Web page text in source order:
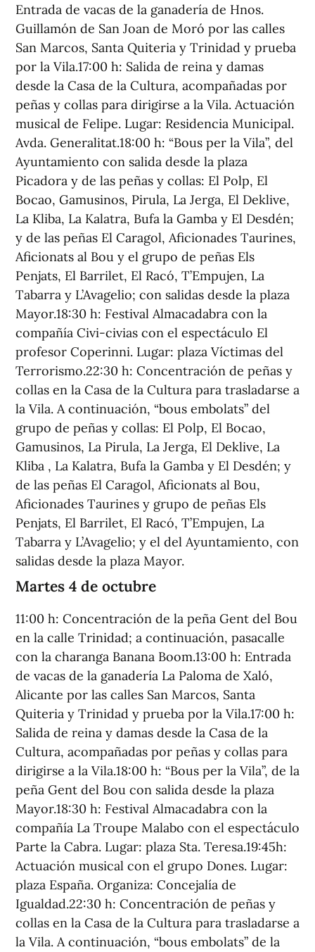
Entrada de vacas de la ganadería de Hnos.
Guillamón de San Joan de Moró por las calles
San Marcos, Santa Quiteria y Trinidad y prueba
por la Vila.17:00 h: Salida de reina y damas
desde la Casa de la Cultura, acompañadas por
peñas y collas para dirigirse a la Vila. Actuación
musical de Felipe. Lugar: Residencia Municipal.
Avda. Generalitat.18:00 h: “Bous per la Vila”, del
Ayuntamiento con salida desde la plaza
Picadora y de las peñas y collas: El Polp, El
Bocao, Gamusinos, Pirula, La Jerga, El Deklive,
La Kliba, La Kalatra, Bufa la Gamba y El Desdén;
y de las peñas El Caragol, Aficionades Taurines,
Aficionats al Bou y el grupo de peñas Els
Penjats, El Barrilet, El Racó, T’Empujen, La
Tabarra y L’Avagelio; con salidas desde la plaza
Mayor.18:30 h: Festival Almacadabra con la
compañía Civi-civias con el espectáculo El
profesor Coperinni. Lugar: plaza Víctimas del
Terrorismo.22:30 h: Concentración de peñas y
collas en la Casa de la Cultura para trasladarse a
la Vila. A continuación, “bous embolats” del
grupo de peñas y collas: El Polp, El Bocao,
Gamusinos, La Pirula, La Jerga, El Deklive, La
Kliba , La Kalatra, Bufa la Gamba y El Desdén; y
de las peñas El Caragol, Aficionats al Bou,
Aficionades Taurines y grupo de peñas Els
Penjats, El Barrilet, El Racó, T’Empujen, La
Tabarra y L’Avagelio; y el del Ayuntamiento, con
salidas desde la plaza Mayor.
Martes 4 de octubre
11:00 h: Concentración de la peña Gent del Bou
en la calle Trinidad; a continuación, pasacalle
con la charanga Banana Boom.13:00 h: Entrada
de vacas de la ganadería La Paloma de Xaló,
Alicante por las calles San Marcos, Santa
Quiteria y Trinidad y prueba por la Vila.17:00 h:
Salida de reina y damas desde la Casa de la
Cultura, acompañadas por peñas y collas para
dirigirse a la Vila.18:00 h: “Bous per la Vila”, de la
peña Gent del Bou con salida desde la plaza
Mayor.18:30 h: Festival Almacadabra con la
compañía La Troupe Malabo con el espectáculo
Parte la Cabra. Lugar: plaza Sta. Teresa.19:45h:
Actuación musical con el grupo Dones. Lugar:
plaza España. Organiza: Concejalía de
Igualdad.22:30 h: Concentración de peñas y
collas en la Casa de la Cultura para trasladarse a
la Vila. A continuación, “bous embolats” de la